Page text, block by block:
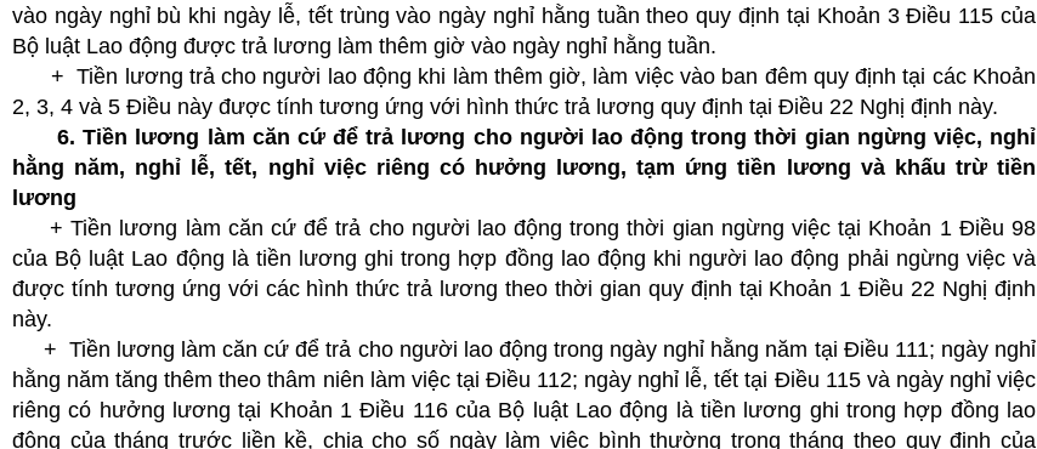
vào ngày nghỉ bù khi ngày lễ, tết trùng vào ngày nghỉ hằng tuần theo quy định tại Khoản 3 Điều 115 của
Bộ luật Lao động được trả lương làm thêm giờ vào ngày nghỉ hằng tuần.
+ Tiền lương trả cho người lao động khi làm thêm giờ, làm việc vào ban đêm quy định tại các Khoản
2, 3, 4 và 5 Điều này được tính tương ứng với hình thức trả lương quy định tại Điều 22 Nghị định này.
6. Tiền lương làm căn cứ để trả lương cho người lao động trong thời gian ngừng việc, nghỉ
hằng năm, nghỉ lễ, tết, nghỉ việc riêng có hưởng lương, tạm ứng tiền lương và khấu trừ tiền
lương
+ Tiền lương làm căn cứ để trả cho người lao động trong thời gian ngừng việc tại Khoản 1 Điều 98
của Bộ luật Lao động là tiền lương ghi trong hợp đồng lao động khi người lao động phải ngừng việc và
được tính tương ứng với các hình thức trả lương theo thời gian quy định tại Khoản 1 Điều 22 Nghị định
này.
+ Tiền lương làm căn cứ để trả cho người lao động trong ngày nghỉ hằng năm tại Điều 111; ngày nghỉ
hằng năm tăng thêm theo thâm niên làm việc tại Điều 112; ngày nghỉ lễ, tết tại Điều 115 và ngày nghỉ việc
riêng có hưởng lương tại Khoản 1 Điều 116 của Bộ luật Lao động là tiền lương ghi trong hợp đồng lao
động của tháng trước liền kề, chia cho số ngày làm việc bình thường trong tháng theo quy định của